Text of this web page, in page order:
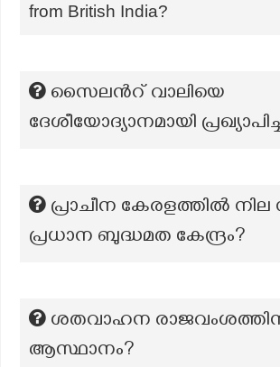
from British India?
സൈലന്‍റ് വാലിയെ
ദേശീയോദ്യാനമായി
പ്രാചീന കേരളത്തിൽ നില
പ്രധാന ബുദ്ധമത കേന്ദ്രം?
ശതവാഹന
ആസ്ഥാനം?